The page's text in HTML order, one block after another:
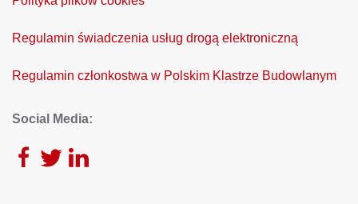
Regulamin świadczenia usług drogą elektroniczną
Regulamin członkostwa w Polskim Klastrze Budowlanym
Social Media: